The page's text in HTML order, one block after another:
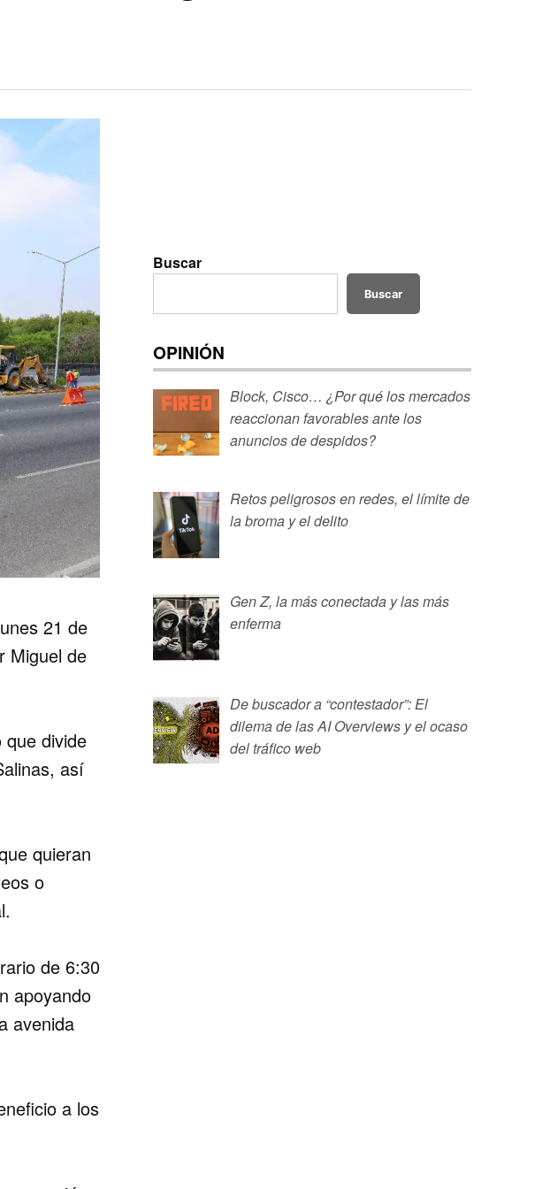
21 de
Miguel de
divide
así
quieran
o
de 6:30
apoyando
avenida
a los
Buscar
Buscar
OPINIÓN
Block, Cisco… ¿Por qué los mercados
reaccionan favorables ante los
anuncios de despidos?
Retos peligrosos en redes, el límite de
la broma y el delito
Gen Z, la más conectada y las más
enferma
De buscador a “contestador”: El
dilema de las AI Overviews y el ocaso
del tráfico web